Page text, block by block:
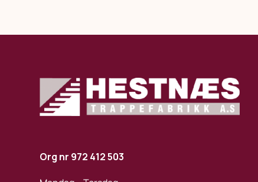
Org nr 972 412 503